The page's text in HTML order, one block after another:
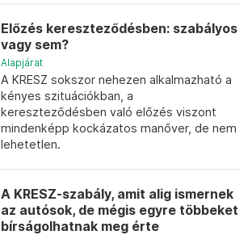
Előzés kereszteződésben: szabályos
vagy sem?
Alapjárat
A KRESZ sokszor nehezen alkalmazható a
kényes szituációkban, a
kereszteződésben való előzés viszont
mindenképp kockázatos manőver, de nem
lehetetlen.
A KRESZ-szabály, amit alig ismernek
az autósok, de mégis egyre többeket
bírságolhatnak meg érte